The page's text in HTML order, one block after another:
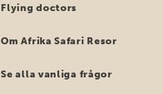
Flying doctors
Om Afrika Safari Resor
Se alla vanliga frågor